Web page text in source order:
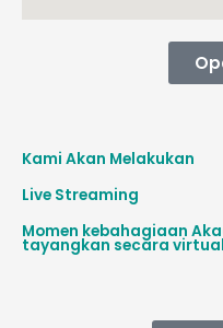
Kami Akan Melakukan
Live Streaming
Momen kebahagiaan
tayangkan secara